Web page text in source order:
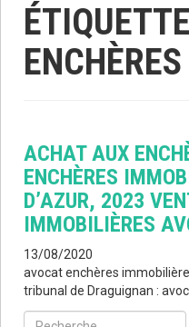
ENCHÈRES
ACHAT AUX
ENCHÈRES
D’AZUR, 2023
IMMOBILIÈRES
13/08/2020
avocat enchères
tribunal de Draguignan :
Rechercher :